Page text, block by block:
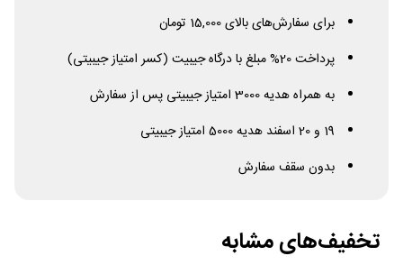
برای سفارش‌های بالای 15,000 تومان
پرداخت 20% مبلغ با درگاه جیبیت (کسر امتیاز جیبیتی)
به همراه هدیه 3000 امتیاز جیبیتی پس از سفارش
19 و 20 اسفند هدیه 5000 امتیاز جیبیتی
بدون سقف سفارش
تخفیف‌های مشابه